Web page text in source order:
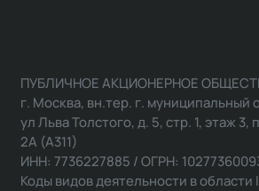
ПУБЛИЧНОЕ АКЦИОНЕРНОЕ
г. Москва, вн.тер. г. муниципальный
ул Льва Толстого, д. 5, стр. 1, этаж
2А (А311)
ИНН: 7736227885 / ОГРН:
Коды видов деятельности в